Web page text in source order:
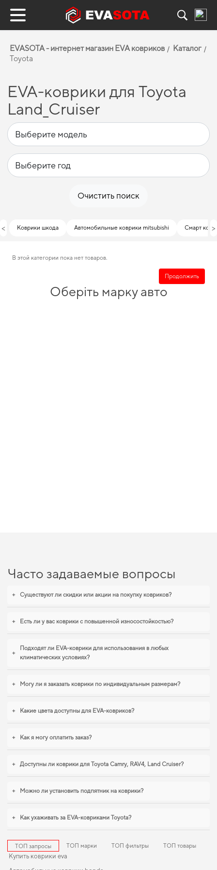
EVASOTA - интернет магазин EVA ковриков
Каталог
Toyota
EVA-коврики для Toyota
Land_Cruiser
Очистить поиск
< Коврики шкода Автомобильные коврики mitsubishi Смарт >
В этой категории пока нет товаров.
Продолжить
Часто задаваемые вопросы
+ Существуют ли скидки или акции на покупку ковриков?
+ Есть ли у вас коврики с повышенной износостойкостью?
+
Подходят ли EVA-коврики для использования в любых
климатических условиях?
+ Могу ли я заказать коврики по индивидуальным размерам?
+ Какие цвета доступны для EVA-ковриков?
+ Как я могу оплатить заказ?
+ Доступны ли коврики для Toyota Camry, RAV4, Land Cruiser?
+ Можно ли установить подпятник на коврики?
+ Как ухаживать за EVA-ковриками Toyota?
ТОП запросы ТОП марки ТОП фильтры ТОП товары
Купить коврики eva